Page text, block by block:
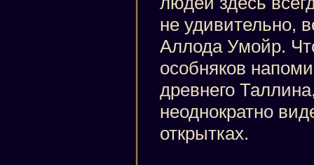
не удивительно,
Аллода Умойр.
особняков
древнего
неоднократно
открытках.